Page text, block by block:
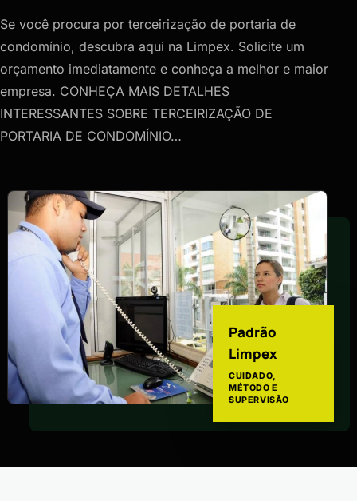
Se você procura por terceirização de portaria de
condomínio, descubra aqui na Limpex. Solicite um
orçamento imediatamente e conheça a melhor e maior
empresa. CONHEÇA MAIS DETALHES
INTERESSANTES SOBRE TERCEIRIZAÇÃO DE
PORTARIA DE CONDOMÍNIO…
Padrão
Limpex
CUIDADO,
MÉTODO E
SUPERVISÃO